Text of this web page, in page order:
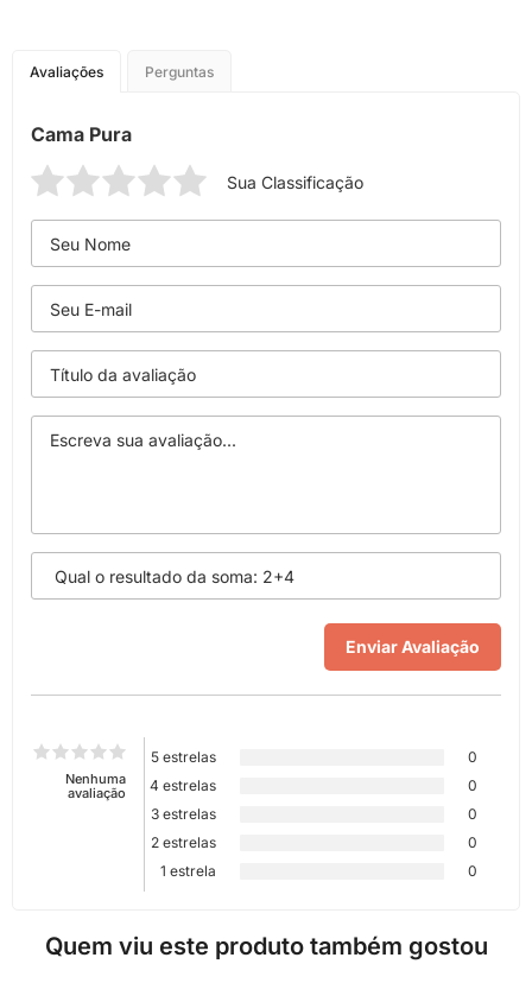
Avaliações Perguntas
Cama Pura
Sua Classificação
Nenhuma
avaliação
5 estrelas
0
4 estrelas
0
3 estrelas
0
2 estrelas
0
1 estrela
0
Quem viu este produto também gostou